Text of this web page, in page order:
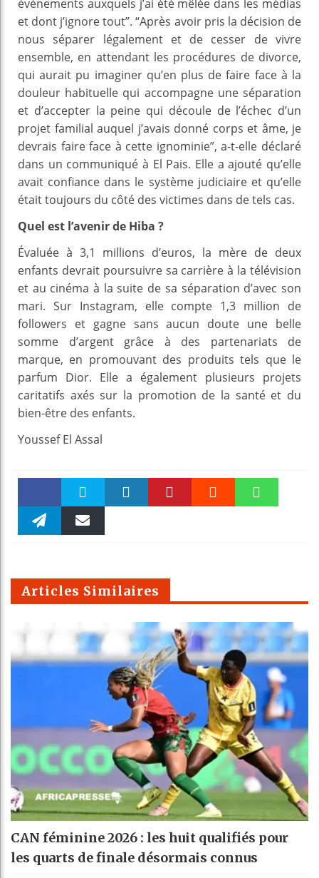
événements auxquels j’ai été mêlée dans les médias
et dont j’ignore tout”. “Après avoir pris la décision de
nous séparer légalement et de cesser de vivre
ensemble, en attendant les procédures de divorce,
qui aurait pu imaginer qu’en plus de faire face à la
douleur habituelle qui accompagne une séparation
et d’accepter la peine qui découle de l’échec d’un
projet familial auquel j’avais donné corps et âme, je
devrais faire face à cette ignominie”, a-t-elle déclaré
dans un communiqué à El Pais. Elle a ajouté qu’elle
avait confiance dans le système judiciaire et qu’elle
était toujours du côté des victimes dans de tels cas.
Quel est l’avenir de Hiba ?
Évaluée à 3,1 millions d’euros, la mère de deux
enfants devrait poursuivre sa carrière à la télévision
et au cinéma à la suite de sa séparation d’avec son
mari. Sur Instagram, elle compte 1,3 million de
followers et gagne sans aucun doute une belle
somme d’argent grâce à des partenariats de
marque, en promouvant des produits tels que le
parfum Dior. Elle a également plusieurs projets
caritatifs axés sur la promotion de la santé et du
bien-être des enfants.
Youssef El Assal
Faceboo Twitter
m
Articles Similaires
CAN féminine 2026 : les huit qualifiés pour
les quarts de finale désormais connus